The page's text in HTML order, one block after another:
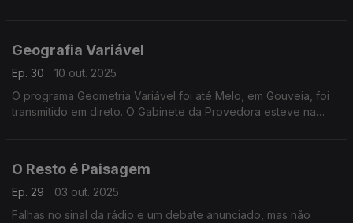
Geografia Variável
Ep. 30
10 out. 2025
O programa Geometria Variável foi até Melo, em Gouveia, foi
transmitido em direto. O Gabinete da Provedora esteve na
O Resto é Paisagem
Ep. 29
03 out. 2025
Falhas no sinal da rádio e um debate anunciado, mas não